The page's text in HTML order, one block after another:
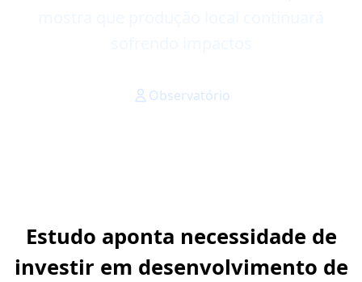
Observatório
Estudo aponta necessidade de
investir em desenvolvimento de